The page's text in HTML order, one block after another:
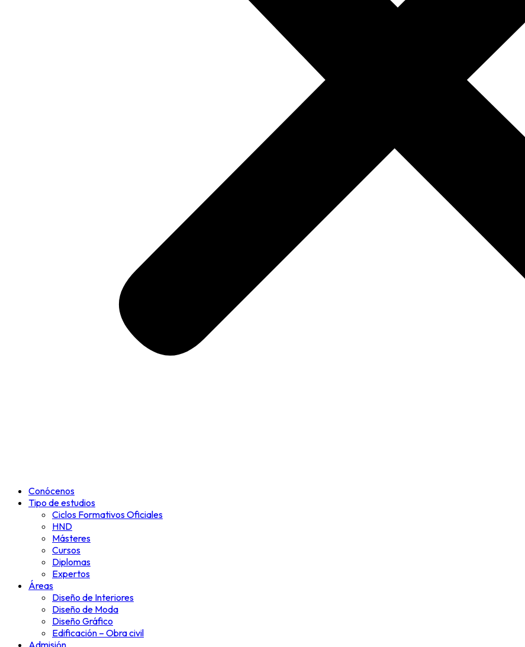
Conócenos
Tipo de estudios
Ciclos Formativos Oficiales
HND
Másteres
Cursos
Diplomas
Expertos
Áreas
Diseño de Interiores
Diseño de Moda
Diseño Gráfico
Edificación – Obra civil
Admisión